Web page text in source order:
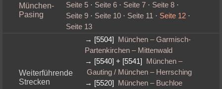
München-
Pasing
Seite 5· Seite 6· Seite 7· Seite 8·
Seite 9· Seite 10· Seite 11 · Seite 12·
Seite 13
Weiterführende
Strecken
→ [5504]
München – Garmisch-
Partenkirchen – Mittenwald
→ [5540] + [5541]
München –
Gauting / München – Herrsching
→ [5520]
München – Buchloe